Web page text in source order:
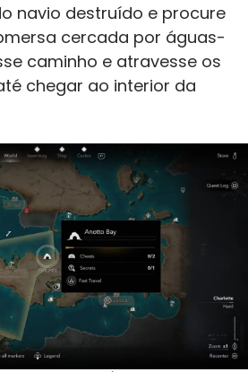
navio destruído e procure
cercada por águas-
caminho e atravesse os
chegar ao interior da